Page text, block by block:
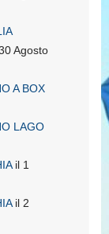
Agosto
A BOX
LAGO
il 1
il 2